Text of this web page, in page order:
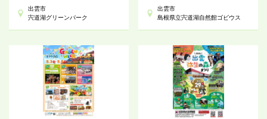
出雲市
宍道湖グリーンパーク
出雲市
島根県立宍道湖自然館ゴビウス